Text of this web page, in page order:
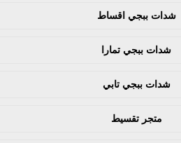
شدات ببجي اقساط
شدات ببجي تمارا
شدات ببجي تابي
متجر تقسيط